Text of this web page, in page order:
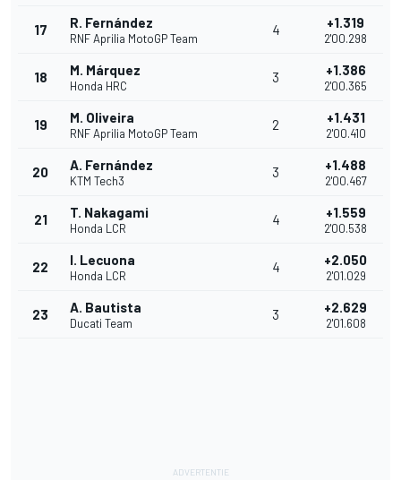
17 R. Fernández
RNF Aprilia MotoGP Team
4 +1.319
2'00.298
18 M. Márquez
Honda HRC
3 +1.386
2'00.365
19 M. Oliveira
RNF Aprilia MotoGP Team
2 +1.431
2'00.410
20 A. Fernández
KTM Tech3
3 +1.488
2'00.467
21 T. Nakagami
Honda LCR
4 +1.559
2'00.538
22 I. Lecuona
Honda LCR
4 +2.050
2'01.029
23 A. Bautista
Ducati Team
3 +2.629
2'01.608